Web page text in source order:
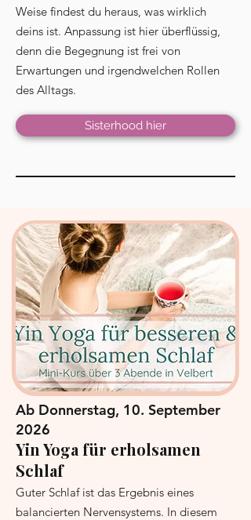
Weise findest du heraus, was wirklich
deins ist. Anpassung ist hier überflüssig,
denn die Begegnung ist frei von
Erwartungen und irgendwelchen Rollen
des Alltags.
Sisterhood hier
Ab Donnerstag, 10. September
2026
Yin Yoga für erholsamen
Schlaf
Guter Schlaf ist das Ergebnis eines
balancierten Nervensystems. In diesem